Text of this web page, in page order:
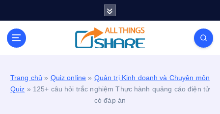
Personal Blog | Knowledge | Technology | Tips |
Pets | Life
Trang chủ » Quiz online » Quản trị Kinh doanh và Chuyên môn
Quiz » 125+ câu hỏi trắc nghiệm Thực hành quảng cáo điện tử
có đáp án